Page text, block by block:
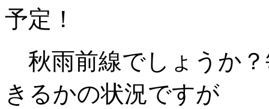
予定！
秋雨前線でしょうか
きるかの状況ですが